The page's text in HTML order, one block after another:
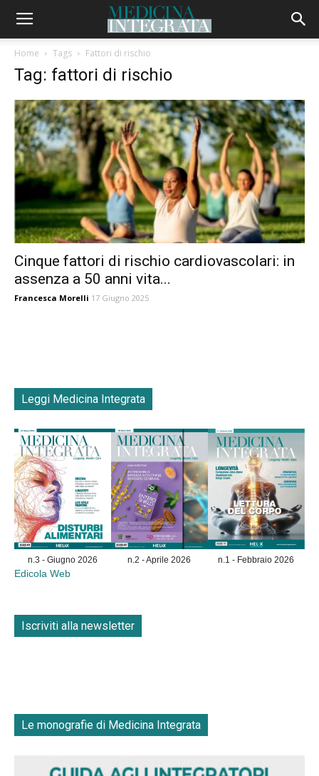
Home Tags Fattori di rischio
Tag: fattori di rischio
Cinque fattori di rischio cardiovascolari: in
assenza a 50 anni vita...
Francesca Morelli 17 Giugno 2025
Leggi Medicina Integrata
n.3 - Giugno 2026 n.2 - Aprile 2026 n.1 - Febbraio 2026
Edicola Web
Iscriviti alla newsletter
Le monografie di Medicina Integrata